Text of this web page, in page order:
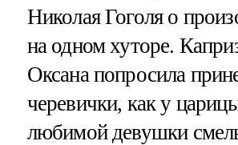
Николая Гоголя о
на одном хуторе.
Оксана попросила
черевички, как у
любимой девушки